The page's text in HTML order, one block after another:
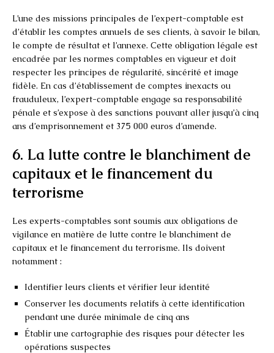
L’une des missions principales de l’expert-comptable est
d’établir les comptes annuels de ses clients, à savoir le bilan,
le compte de résultat et l’annexe. Cette obligation légale est
encadrée par les normes comptables en vigueur et doit
respecter les principes de régularité, sincérité et image
fidèle. En cas d’établissement de comptes inexacts ou
frauduleux, l’expert-comptable engage sa responsabilité
pénale et s’expose à des sanctions pouvant aller jusqu’à cinq
ans d’emprisonnement et 375 000 euros d’amende.
6. La lutte contre le blanchiment de
capitaux et le financement du
terrorisme
Les experts-comptables sont soumis aux obligations de
vigilance en matière de lutte contre le blanchiment de
capitaux et le financement du terrorisme. Ils doivent
notamment :
Identifier leurs clients et vérifier leur identité
Conserver les documents relatifs à cette identification
pendant une durée minimale de cinq ans
Établir une cartographie des risques pour détecter les
opérations suspectes